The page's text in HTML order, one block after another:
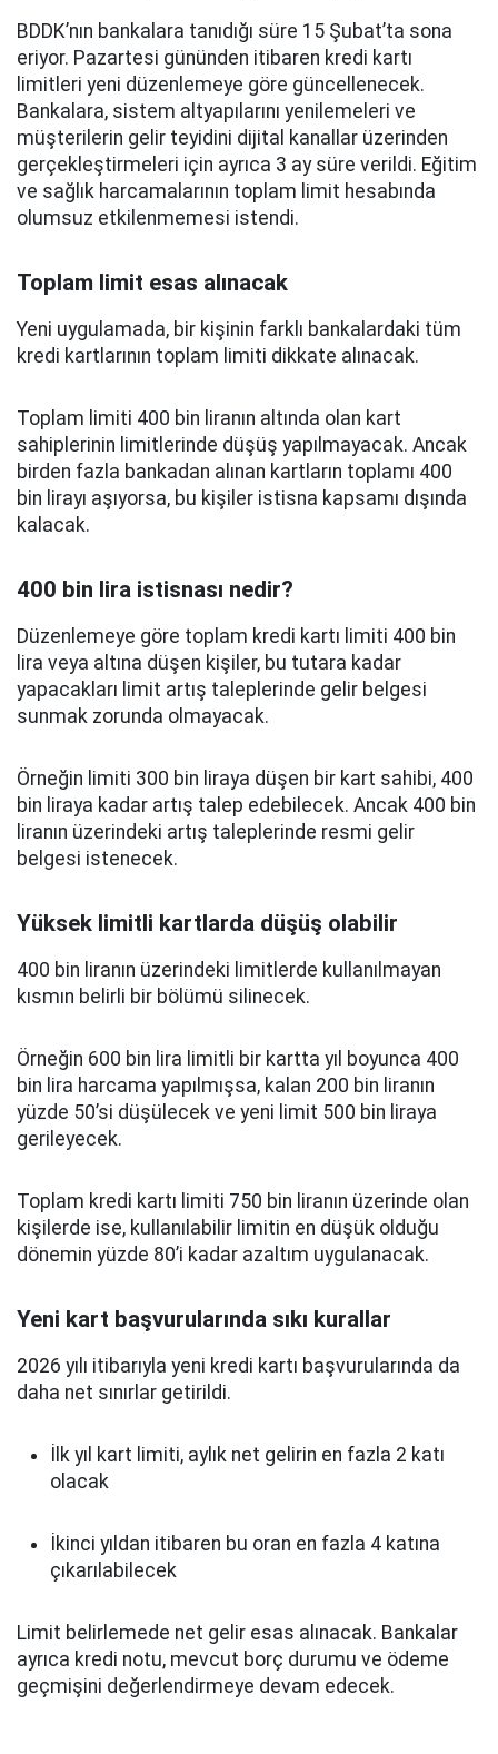
BDDK’nın bankalara tanıdığı süre 15 Şubat’ta sona
eriyor. Pazartesi gününden itibaren kredi kartı
limitleri yeni düzenlemeye göre güncellenecek.
Bankalara, sistem altyapılarını yenilemeleri ve
müşterilerin gelir teyidini dijital kanallar üzerinden
gerçekleştirmeleri için ayrıca 3 ay süre verildi. Eğitim
ve sağlık harcamalarının toplam limit hesabında
olumsuz etkilenmemesi istendi.
Toplam limit esas alınacak
Yeni uygulamada, bir kişinin farklı bankalardaki tüm
kredi kartlarının toplam limiti dikkate alınacak.
Toplam limiti 400 bin liranın altında olan kart
sahiplerinin limitlerinde düşüş yapılmayacak. Ancak
birden fazla bankadan alınan kartların toplamı 400
bin lirayı aşıyorsa, bu kişiler istisna kapsamı dışında
kalacak.
400 bin lira istisnası nedir?
Düzenlemeye göre toplam kredi kartı limiti 400 bin
lira veya altına düşen kişiler, bu tutara kadar
yapacakları limit artış taleplerinde gelir belgesi
sunmak zorunda olmayacak.
Örneğin limiti 300 bin liraya düşen bir kart sahibi, 400
bin liraya kadar artış talep edebilecek. Ancak 400 bin
liranın üzerindeki artış taleplerinde resmi gelir
belgesi istenecek.
Yüksek limitli kartlarda düşüş olabilir
400 bin liranın üzerindeki limitlerde kullanılmayan
kısmın belirli bir bölümü silinecek.
Örneğin 600 bin lira limitli bir kartta yıl boyunca 400
bin lira harcama yapılmışsa, kalan 200 bin liranın
yüzde 50’si düşülecek ve yeni limit 500 bin liraya
gerileyecek.
Toplam kredi kartı limiti 750 bin liranın üzerinde olan
kişilerde ise, kullanılabilir limitin en düşük olduğu
dönemin yüzde 80’i kadar azaltım uygulanacak.
Yeni kart başvurularında sıkı kurallar
2026 yılı itibarıyla yeni kredi kartı başvurularında da
daha net sınırlar getirildi.
İlk yıl kart limiti, aylık net gelirin en fazla 2 katı
olacak
İkinci yıldan itibaren bu oran en fazla 4 katına
çıkarılabilecek
Limit belirlemede net gelir esas alınacak. Bankalar
ayrıca kredi notu, mevcut borç durumu ve ödeme
geçmişini değerlendirmeye devam edecek.